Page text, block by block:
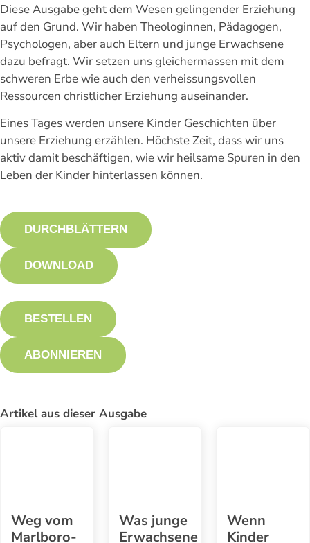
Diese Ausgabe geht dem Wesen gelingender Erziehung
auf den Grund. Wir haben Theologinnen, Pädagogen,
Psychologen, aber auch Eltern und junge Erwachsene
dazu befragt. Wir setzen uns gleichermassen mit dem
schweren Erbe wie auch den verheissungsvollen
Ressourcen christlicher Erziehung auseinander.
Eines Tages werden unsere Kinder Geschichten über
unsere Erziehung erzählen. Höchste Zeit, dass wir uns
aktiv damit beschäftigen, wie wir heilsame Spuren in den
Leben der Kinder hinterlassen können.
DURCHBLÄTTERN
DOWNLOAD
BESTELLEN
ABONNIEREN
Artikel aus dieser Ausgabe
Weg vom
Marlboro-
Was junge
Erwachsene
Wenn
Kinder